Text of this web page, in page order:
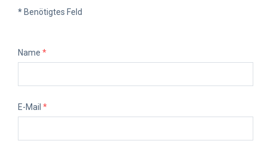
* Benötigtes Feld
Name *
E-Mail *